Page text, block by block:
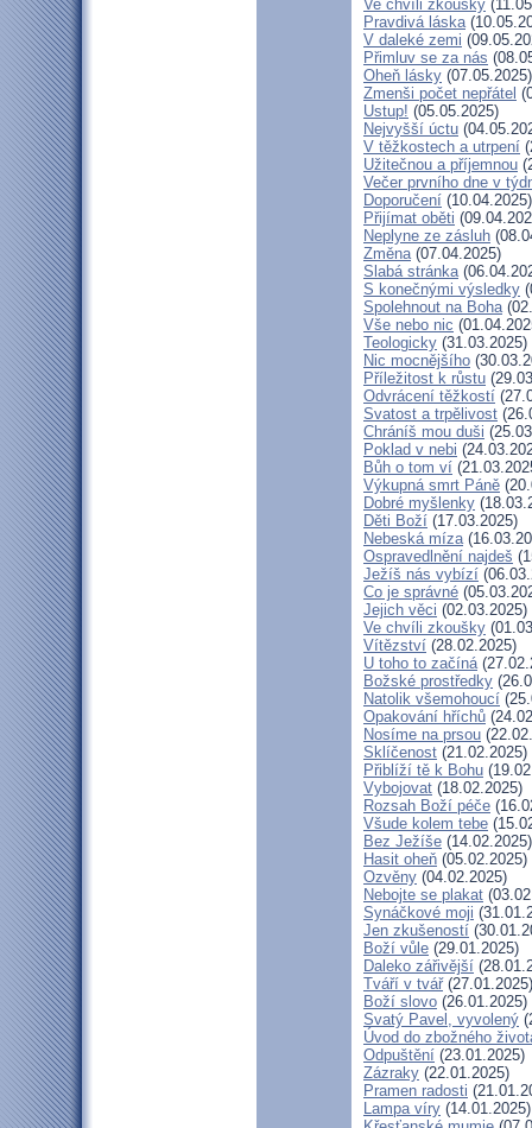
Ve chvíli zkoušky
Pravdivá láska
V daleké zemi
Přimluv se za nás
Oheň lásky (07.05.2025)
Zmenši počet nepřátel
Ustup! (05.05.2025)
Nejvyšší úctu
V těžkostech a utrpení
Užitečnou a příjemnou
Večer prvního dne v
Doporučení (10.04.2025)
Přijímat oběti
Neplyne ze zásluh
Změna(07.04.2025)
Slabá stránka
S konečnými výsledky
Spolehnout na Boha
Vše nebo nic
Teologicky (31.03.2025)
Nic mocnějšího
Příležitost k růstu
Odvrácení těžkostí
Svatost a trpělivost
Chráníš mou duši
Poklad v nebi
Bůh o tom ví
Výkupná smrt Páně
Dobré myšlenky
Děti Boží (17.03.2025)
Nebeská míza
Ospravedlnění najdeš
Ježíš nás vybízí
Co je správné
Jejich věci (02.03.2025)
Ve chvíli zkoušky
Vítězství (28.02.2025)
U toho to začíná
Božské prostředky
Natolik všemohoucí
Opakování hříchů
Nosíme na prsou
Sklíčenost (21.02.2025)
Přiblíží tě k Bohu
Vybojovat (18.02.2025)
Rozsah Boží péče
Všude kolem tebe
Bez Ježíše (14.02.2025)
Hasit oheň (05.02.2025)
Ozvěny (04.02.2025)
Nebojte se plakat
Synáčkové moji
Jen zkušeností
Boží vůle (29.01.2025)
Daleko zářivější
Tváří v tvář(27.01.2025)
Boží slovo (26.01.2025)
Svatý Pavel, vyvolený
Úvod do zbožného
Odpuštění (23.01.2025)
Zázraky (22.01.2025)
Pramen radosti
Lampa víry (14.01.2025)